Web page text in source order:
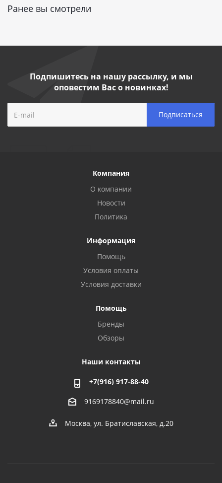
Ранее вы смотрели
Подпишитесь на нашу рассылку, и мы
оповестим Вас о новинках!
Компания
О компании
Новости
Политика
Информация
Помощь
Условия оплаты
Условия доставки
Помощь
Бренды
Обзоры
Наши контакты
+7(916) 917-88-40
9169178840@mail.ru
Москва, ул. Братиславская, д.20